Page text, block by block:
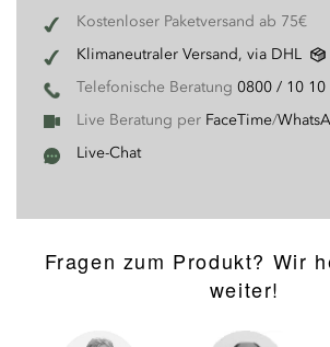
Kostenloser Paketversand ab 75€
Klimaneutraler Versand, via DHL
Telefonische Beratung 0800 / 10 10
Live Beratung per FaceTime/
Live-Chat
Fragen zum Produkt? Wir
weiter!